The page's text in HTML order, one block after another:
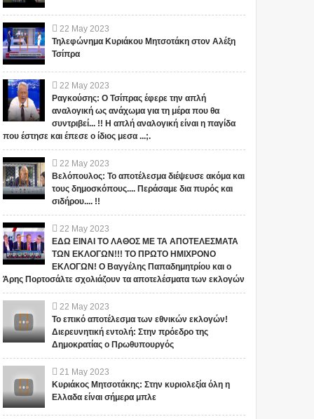
Αυτός ο μεγάλος
φιλάνθρωπος
προειδοποίησε ότι το
χειρότερο κύμα έρχεται
τώρα με την μετάλλαξη
ΣΕ ΕΥΧΑΡΙΣΤΟΥΜΕ.... Bill Το
iokh.gr δημοσιεύει κάθε σχόλιο
το οποίο είναι σχετικό με το
θέμ...
ΕΞΕΛΙΞΕΙΣ ΣΤΟ
ΠΡΟΒΛΗΜΑΤΙΖΟΥΝ!!!
ΠΟΙΟΣ ΚΑΝΕΙ
ΚΟΥΜΑΝΤΟ ΤΕΛΙΚΑ;
(VIDEO)
Το iokh.gr δημοσιεύει κάθε
σχόλιο το οποίο είναι σχετικό
με το θέμα. Ωστόσο, αυτό δεν
22 May 2023
Τηλεφώνημα Κυριάκου Μητσοτάκη στον Αλέξη
Τσίπρα
22 May 2023
Ραγκούσης: Ο Τσίπρας έφερε την απλή
αναλογική ως ανάχωμα για τη μέρα που θα
συντριβεί... !! Η απλή αναλογική είναι η παγίδα
που έστησε και έπεσε ο ίδιος μεσα ...;.
22 May 2023
Βελόπουλος: Το αποτέλεσμα διέψευσε ακόμα και
τους δημοσκόπους.... Περάσαμε δια πυρός και
σιδήρου.... !!
22 May 2023
ΕΔΩ ΕΙΝΑΙ ΤΟ ΛΑΘΟΣ ΜΕ ΤΑ ΑΠΟΤΕΛΕΣΜΑΤΑ
ΤΩΝ ΕΚΛΟΓΩΝ!!! ΤΟ ΠΡΩΤΟ ΗΜΙΧΡΟΝΟ
ΕΚΛΟΓΩΝ! Ο Βαγγέλης Παπαδημητρίου και ο
Άρης Πορτοσάλτε σχολιάζουν τα αποτελέσματα των εκλογών
22 May 2023
Το επικό αποτέλεσμα των εθνικών εκλογών!
Διερευνητική εντολή: Στην πρόεδρο της
Δημοκρατίας ο Πρωθυπουργός
21 May 2023
Κυριάκος Μητσοτάκης: Στην κυριολεξία όλη η
Ελλαδα είναι σήμερα μπλε